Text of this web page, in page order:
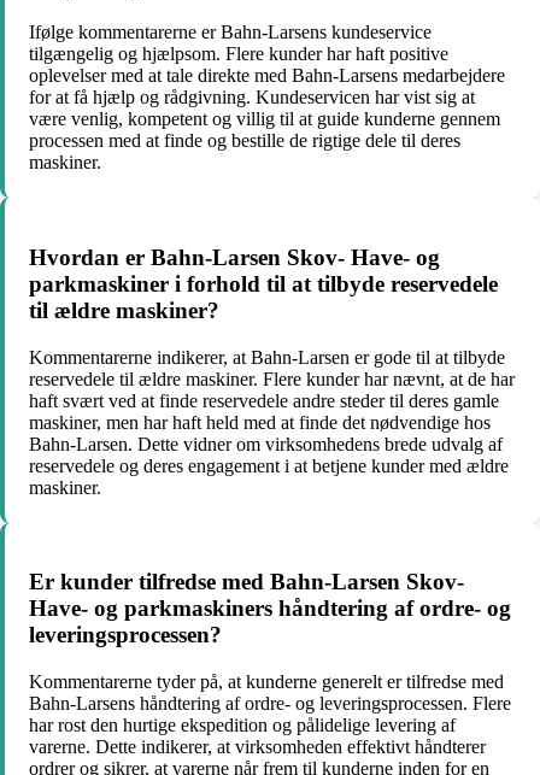
Ifølge kommentarerne er Bahn-Larsens kundeservice
tilgængelig og hjælpsom. Flere kunder har haft positive
oplevelser med at tale direkte med Bahn-Larsens medarbejdere
for at få hjælp og rådgivning. Kundeservicen har vist sig at
være venlig, kompetent og villig til at guide kunderne gennem
processen med at finde og bestille de rigtige dele til deres
maskiner.
Hvordan er Bahn-Larsen Skov- Have- og
parkmaskiner i forhold til at tilbyde reservedele
til ældre maskiner?
Kommentarerne indikerer, at Bahn-Larsen er gode til at tilbyde
reservedele til ældre maskiner. Flere kunder har nævnt, at de har
haft svært ved at finde reservedele andre steder til deres gamle
maskiner, men har haft held med at finde det nødvendige hos
Bahn-Larsen. Dette vidner om virksomhedens brede udvalg af
reservedele og deres engagement i at betjene kunder med ældre
maskiner.
Er kunder tilfredse med Bahn-Larsen Skov-
Have- og parkmaskiners håndtering af ordre- og
leveringsprocessen?
Kommentarerne tyder på, at kunderne generelt er tilfredse med
Bahn-Larsens håndtering af ordre- og leveringsprocessen. Flere
har rost den hurtige ekspedition og pålidelige levering af
varerne. Dette indikerer, at virksomheden effektivt håndterer
ordrer og sikrer, at varerne når frem til kunderne inden for en